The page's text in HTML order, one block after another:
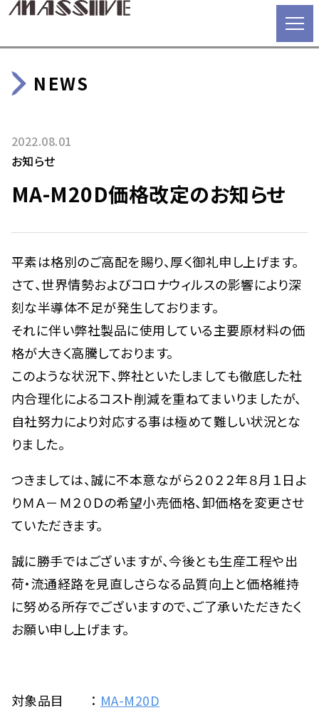
NEWS
2022.08.01
お知らせ
MA-M20D価格改定のお知らせ
平素は格別のご高配を賜り、厚く御礼申し上げます。
さて、世界情勢およびコロナウィルスの影響により深
刻な半導体不足が発生しております。
それに伴い弊社製品に使用している主要原材料の価
格が大きく高騰しております。
このような状況下、弊社といたしましても徹底した社
内合理化によるコスト削減を重ねてまいりましたが、
自社努力により対応する事は極めて難しい状況とな
りました。
つきましては、誠に不本意ながら２０２２年８月１日よ
りＭＡ－Ｍ２０Ｄの希望小売価格、卸価格を変更させ
ていただきます。
誠に勝手ではございますが、今後とも生産工程や出
荷・流通経路を見直しさらなる品質向上と価格維持
に努める所存でございますので、ご了承いただきたく
お願い申し上げます。
対象品目 ： MA-M20D